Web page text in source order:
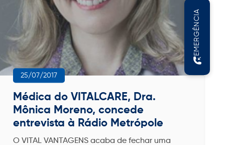
EMERGÊNCIA
25/07/2017
Médica do VITALCARE, Dra.
Mônica Moreno, concede
entrevista à Rádio Metrópole
O VITAL VANTAGENS acaba de fechar uma